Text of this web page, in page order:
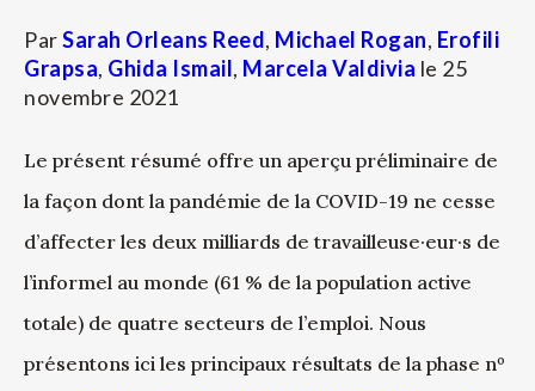
ParSarah Orleans Reed, Michael Rogan, Erofili
Grapsa, Ghida Ismail, Marcela Valdivia le 25
novembre 2021
Le présent résumé offre un aperçu préliminaire de
la façon dont la pandémie de la COVID-19 ne cesse
d’affecter les deux milliards de travailleuse·eur·s de
l’informel au monde (61 % de la population active
totale) de quatre secteurs de l’emploi. Nous
présentons ici les principaux résultats de la phase nº